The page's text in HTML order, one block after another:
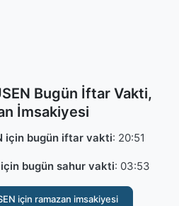
Bugün İftar Vakti,
İmsakiyesi
için bugün iftar vakti: 20:51
için bugün sahur vakti: 03:53
için ramazan imsakiyesi